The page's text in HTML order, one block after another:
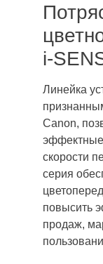
i-
Линейка
Canon,
эффектные
скорости
серия
повысить
продаж,